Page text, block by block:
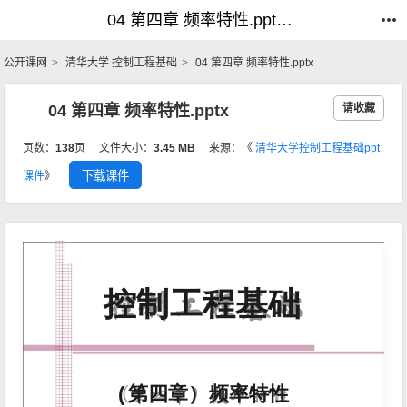
04 第四章 频率特性.pptx_控制工程基础_公开课网
04 第四章 频率特性.pptx_控制工程基础_公开课网
公开课网 清华大学 控制工程基础 04 第四章 频率特性.pptx
04 第四章 频率特性.pptx 请收藏
页数：138页 文件大小：3.45 MB 来源：《清华大学控制工程基础ppt
课件》 下载课件